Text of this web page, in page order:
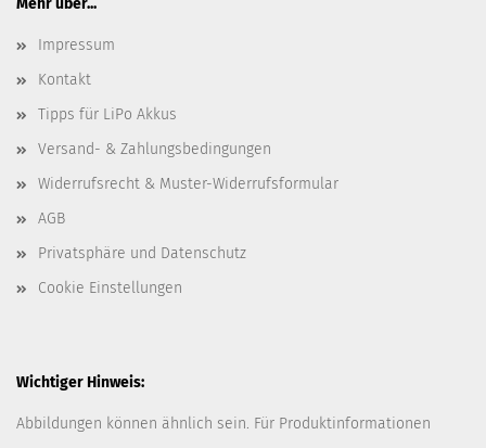
Mehr über...
Impressum
Kontakt
Tipps für LiPo Akkus
Versand- & Zahlungsbedingungen
Widerrufsrecht & Muster-Widerrufsformular
AGB
Privatsphäre und Datenschutz
Cookie Einstellungen
Wichtiger Hinweis:
Abbildungen können ähnlich sein. Für Produktinformationen